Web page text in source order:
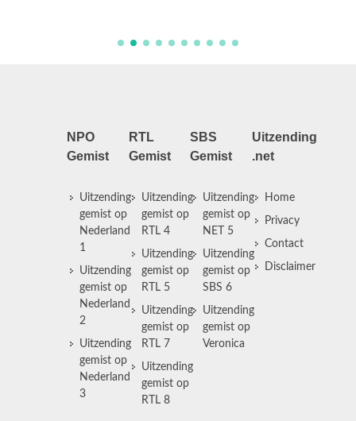
NPO
Gemist
Uitzending
gemist op
Nederland
1
Uitzending
gemist op
Nederland
2
Uitzending
gemist op
Nederland
3
RTL
Gemist
Uitzending
gemist op
RTL 4
Uitzending
gemist op
RTL 5
Uitzending
gemist op
RTL 7
Uitzending
gemist op
RTL 8
SBS
Gemist
Uitzending
gemist op
NET 5
Uitzending
gemist op
SBS 6
Uitzending
gemist op
Veronica
Uitzending
.net
Home
Privacy
Contact
Disclaimer